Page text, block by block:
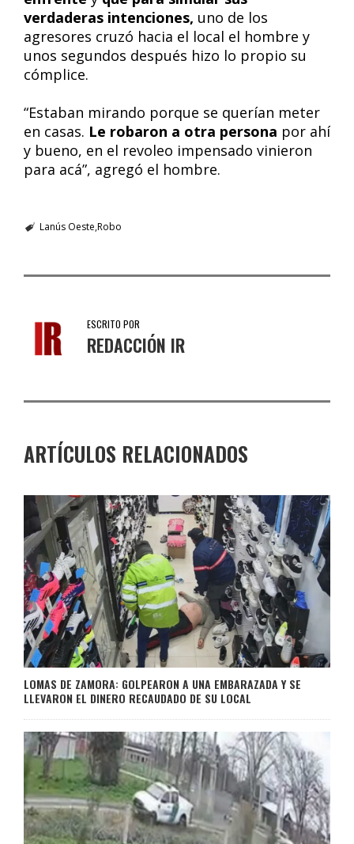
verdaderas intenciones, uno de los
agresores cruzó hacia el local el hombre y
unos segundos después hizo lo propio su
cómplice.
“Estaban mirando porque se querían meter
en casas. Le robaron a otra persona por ahí
y bueno, en el revoleo impensado vinieron
para acá”, agregó el hombre.
Lanús Oeste Robo
ESCRITO POR
REDACCIÓN IR
ARTÍCULOS RELACIONADOS
LOMAS DE ZAMORA: GOLPEARON A UNA EMBARAZADA Y SE
LLEVARON EL DINERO RECAUDADO DE SU LOCAL